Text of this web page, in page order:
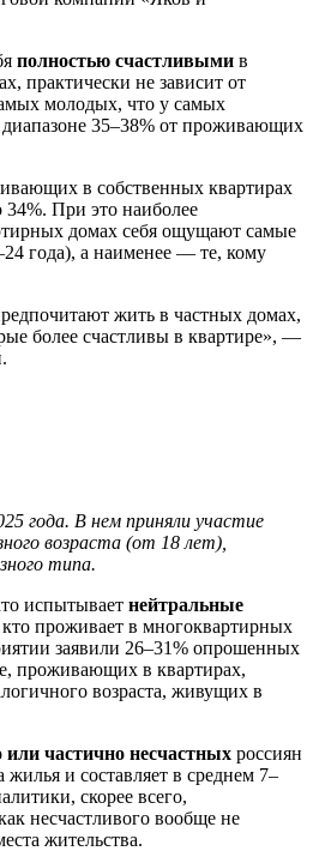
полностью счастливыми в
практически не зависит от
молодых, что у самых
диапазоне 35–38% от проживающих
в собственных квартирах
При это наиболее
домах себя ощущают самые
года), а наименее — те, кому
жить в частных домах,
более счастливы в квартире», —
года. В нем приняли участие
возраста (от 18 лет),
типа.
испытывает нейтральные
проживает в многоквартирных
заявили 26–31% опрошенных
проживающих в квартирах,
возраста, живущих в
или частично несчастных россиян
жилья и составляет в среднем 7–
скорее всего,
несчастливого вообще не
жительства.